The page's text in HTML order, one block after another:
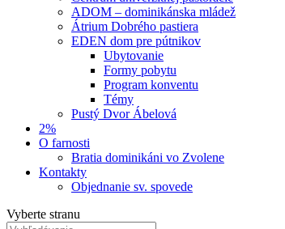
ADOM – dominikánska mládež
Átrium Dobrého pastiera
EDEN dom pre pútnikov
Ubytovanie
Formy pobytu
Program konventu
Témy
Pustý Dvor Ábelová
2%
O farnosti
Bratia dominikáni vo Zvolene
Kontakty
Objednanie sv. spovede
Vyberte stranu